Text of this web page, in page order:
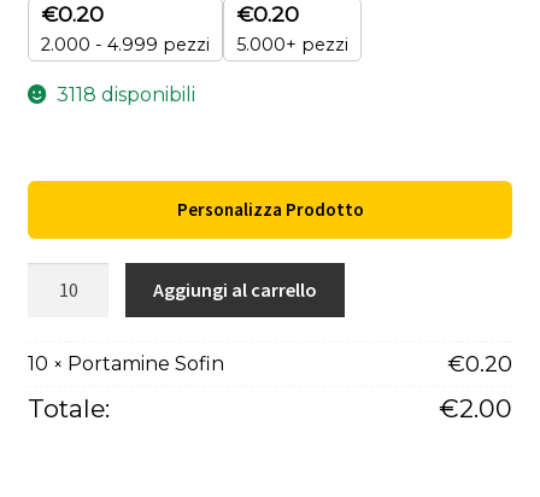
€0.20
2.000 - 4.999 pezzi
€0.20
5.000+ pezzi
3118 disponibili
Personalizza Prodotto
Aggiungi al carrello
10 × Portamine Sofin €0.20
Totale: €2.00